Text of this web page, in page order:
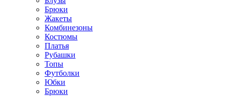
Брюки
Жакеты
Комбинезоны
Костюмы
Платья
Рубашки
Топы
Футболки
Юбки
Брюки